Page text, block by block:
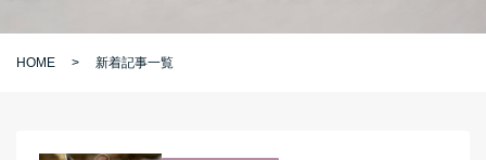
HOME 新着記事一覧